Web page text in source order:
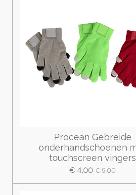
Procean Gebreide
onderhandschoenen
touchscreen vingers
€ 4,00 € 5,00